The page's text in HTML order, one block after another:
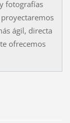
fotografías
ágil, directa
ofrecemos